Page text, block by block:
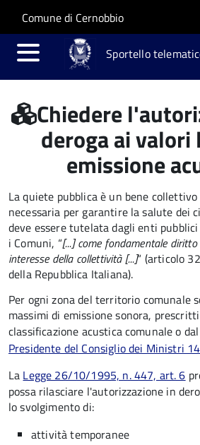
Salta al contenuto principale
Skip to site navigation
Comune di Cernobbio
Sportello
Chiedere
deroga ai
emissione
La quiete pubblica è un bene
necessaria per garantire la salute dei
deve essere tutelata dagli enti
i Comuni, “[...] come fondamentale diritto
interesse della collettività [...]“ (articolo
della Repubblica Italiana).
Per ogni zona del territorio comunale
massimi di emissione sonora,
classificazione acustica comunale o dal
Presidente del Consiglio dei Ministri
La Legge 26/10/1995, n. 447, art. 6
possa rilasciare l'autorizzazione in
lo svolgimento di:
attività temporanee